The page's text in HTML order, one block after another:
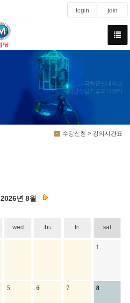
login join
국립군산대학교
해양산업기술교육센터
수강신청 > 강의시간표
2026년 8월
wed thu fri sat
1
5 6 7 8